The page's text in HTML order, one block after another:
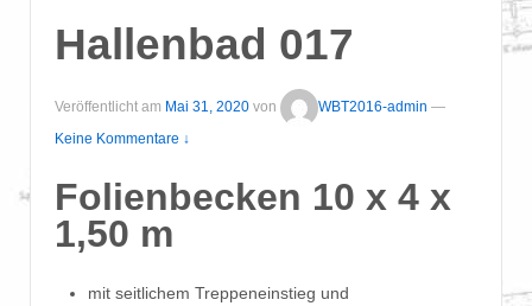
Hallenbad 017
Veröffentlicht am Mai 31, 2020 von WBT2016-admin —
Keine Kommentare ↓
Folienbecken 10 x 4 x
1,50 m
mit seitlichem Treppeneinstieg und